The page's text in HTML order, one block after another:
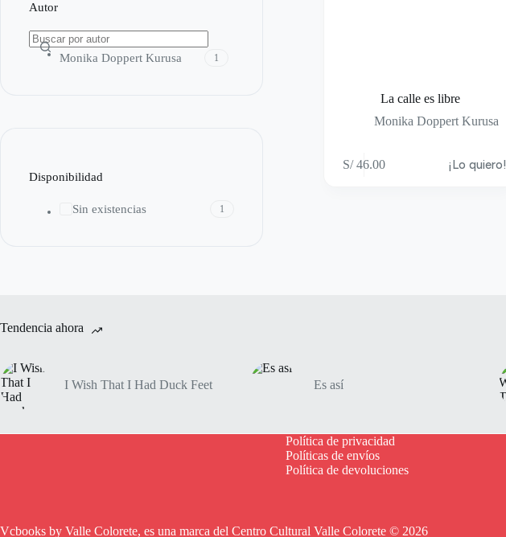
La calle es libre
Monika Doppert Kurusa
S/46.00 ¡Lo quiero!
Autor
Monika Doppert Kurusa 1
Disponibilidad
Sin existencias 1
Tendencia ahora
I Wish That I Had Duck Feet Es así
Política de privacidad
Políticas de envíos
Política de devoluciones
Vcbooks by Valle Colorete, es una marca del Centro Cultural Valle Colorete © 2026